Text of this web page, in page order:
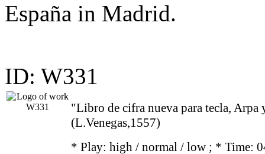
España in Madrid.
ID: W331
"Libro de cifra nueva para tecla, Arpa
(L.Venegas,1557)
* Play: high / normal / low ; * Time: